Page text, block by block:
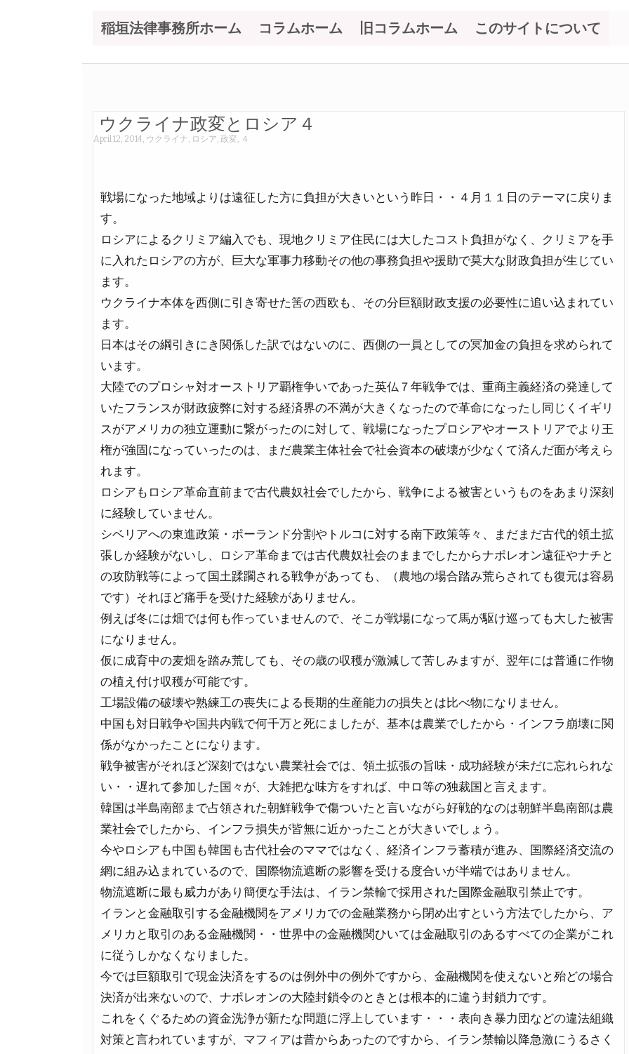
稲垣法律事務所ホーム コラムホーム 旧コラムホーム このサイトについて
ウクライナ政変とロシア４
April 12, 2014, ウクライナ, ロシア, 政変, ４
戦場になった地域よりは遠征した方に負担が大きいという昨日・・４月１１日のテーマに戻りま
す。
ロシアによるクリミア編入でも、現地クリミア住民には大したコスト負担がなく、クリミアを手
に入れたロシアの方が、巨大な軍事力移動その他の事務負担や援助で莫大な財政負担が生じてい
ます。
ウクライナ本体を西側に引き寄せた筈の西欧も、その分巨額財政支援の必要性に追い込まれてい
ます。
日本はその綱引きにき関係した訳ではないのに、西側の一員としての冥加金の負担を求められて
います。
大陸でのプロシャ対オーストリア覇権争いであった英仏７年戦争では、重商主義経済の発達して
いたフランスが財政疲弊に対する経済界の不満が大きくなったので革命になったし同じくイギリ
スがアメリカの独立運動に繋がったのに対して、戦場になったプロシアやオーストリアでより王
権が強固になっていったのは、まだ農業主体社会で社会資本の破壊が少なくて済んだ面が考えら
れます。
ロシアもロシア革命直前まで古代農奴社会でしたから、戦争による被害というものをあまり深刻
に経験していません。
シベリアへの東進政策・ポーランド分割やトルコに対する南下政策等々、まだまだ古代的領土拡
張しか経験がないし、ロシア革命までは古代農奴社会のままでしたからナポレオン遠征やナチと
の攻防戦等によって国土蹂躙される戦争があっても、（農地の場合踏み荒らされても復元は容易
です）それほど痛手を受けた経験がありません。
例えば冬には畑では何も作っていませんので、そこが戦場になって馬が駆け巡っても大した被害
になりません。
仮に成育中の麦畑を踏み荒しても、その歳の収穫が激減して苦しみますが、翌年には普通に作物
の植え付け収穫が可能です。
工場設備の破壊や熟練工の喪失による長期的生産能力の損失とは比べ物になりません。
中国も対日戦争や国共内戦で何千万と死にましたが、基本は農業でしたから・インフラ崩壊に関
係がなかったことになります。
戦争被害がそれほど深刻ではない農業社会では、領土拡張の旨味・成功経験が未だに忘れられな
い・・遅れて参加した国々が、大雑把な味方をすれば、中ロ等の独裁国と言えます。
韓国は半島南部まで占領された朝鮮戦争で傷ついたと言いながら好戦的なのは朝鮮半島南部は農
業社会でしたから、インフラ損失が皆無に近かったことが大きいでしょう。
今やロシアも中国も韓国も古代社会のママではなく、経済インフラ蓄積が進み、国際経済交流の
網に組み込まれているので、国際物流遮断の影響を受ける度合いが半端ではありません。
物流遮断に最も威力があり簡便な手法は、イラン禁輸で採用された国際金融取引禁止です。
イランと金融取引する金融機関をアメリカでの金融業務から閉め出すという方法でしたから、ア
メリカと取引のある金融機関・・世界中の金融機関ひいては金融取引のあるすべての企業がこれ
に従うしかなくなりました。
今では巨額取引で現金決済をするのは例外中の例外ですから、金融機関を使えないと殆どの場合
決済が出来ないので、ナポレオンの大陸封鎖令のときとは根本的に違う封鎖力です。
これをくぐるための資金洗浄が新たな問題に浮上しています・・・表向き暴力団などの違法組織
対策と言われていますが、マフィアは昔からあったのですから、イラン禁輸以降急激にうるさく